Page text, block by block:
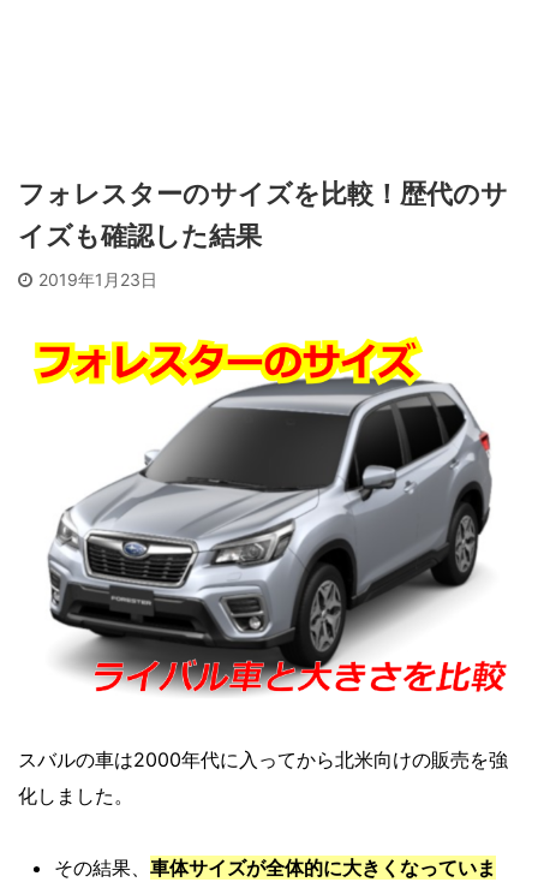
フォレスターのサイズを比較！歴代のサ
イズも確認した結果
2019年1月23日
スバルの車は2000年代に入ってから北米向けの販売を強
化しました。
その結果、 車体サイズが全体的に大きくなっていま